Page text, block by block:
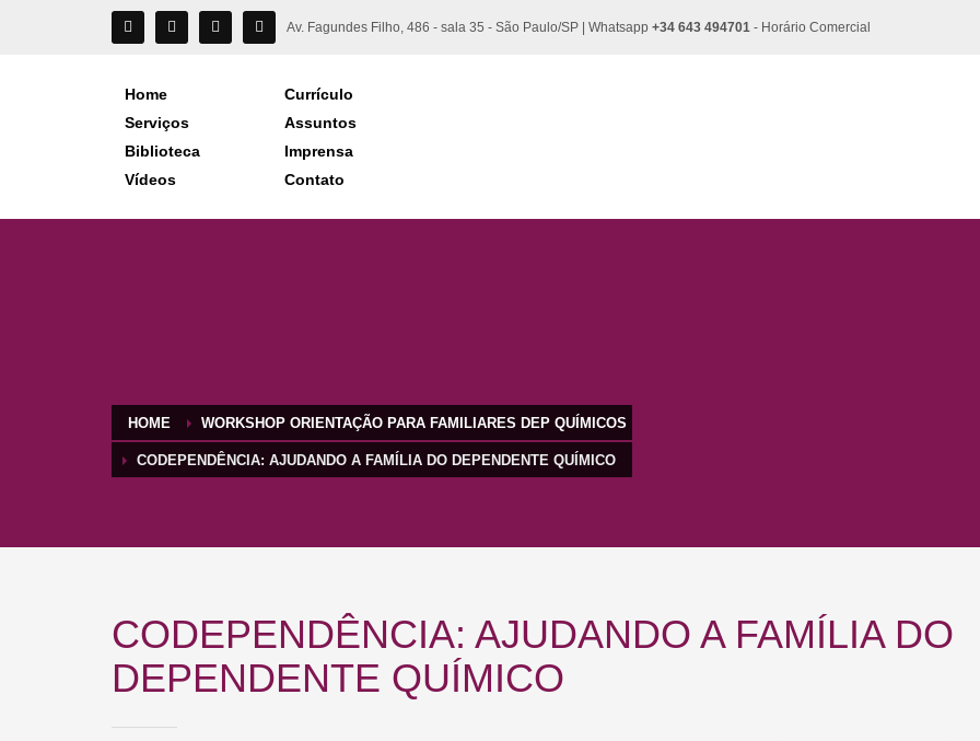
Av. Fagundes Filho, 486 - sala 35 - São Paulo/SP | Whatsapp +34 643 494701 - Horário Comercial
Home
Currículo
Serviços
Assuntos
Biblioteca
Imprensa
Vídeos
Contato
HOME WORKSHOP ORIENTAÇÃO PARA FAMILIARES DEP QUÍMICOS
CODEPENDÊNCIA: AJUDANDO A FAMÍLIA DO DEPENDENTE QUÍMICO
CODEPENDÊNCIA: AJUDANDO A FAMÍLIA DO
DEPENDENTE QUÍMICO